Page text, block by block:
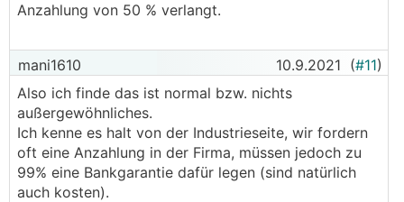
Anzahlung von 50 % verlangt.
mani1610 10.9.2021 (#11)
Also ich finde das ist normal bzw. nichts
außergewöhnliches.
Ich kenne es halt von der Industrieseite, wir fordern
oft eine Anzahlung in der Firma, müssen jedoch zu
99% eine Bankgarantie dafür legen (sind natürlich
auch kosten).